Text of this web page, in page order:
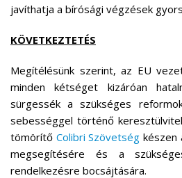
javíthatja a bírósági végzések
KÖVETKEZTETÉS
Megítélésünk szerint, az EU
minden kétséget kizáróan
sürgessék a szükséges
sebességgel történő
tömörítő Colibri Szövetség készen
megsegítésére és a
rendelkezésre bocsájtására.